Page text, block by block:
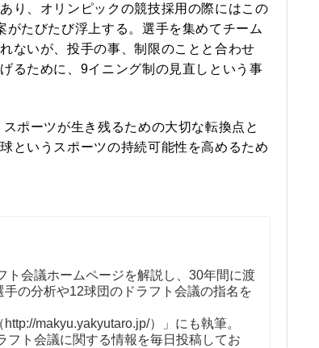
り、オリンピックの競技採用の際にはこの
たびたび浮上する。選手を集めてチーム
ないが、投手の事、制限のことと合わせ
るために、9イニング制の見直しという事
ポーツが生き残るための大切な転換点と
というスポーツの持続可能性を高めるため
会議ホームページを解説し、30年間に渡
の分析や12球団のドラフト会議の指名を
makyu.yakyutaro.jp/）」にも執筆。
ト会議に関する情報を毎日投稿してお